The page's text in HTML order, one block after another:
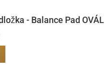
- Balance Pad OVÁL